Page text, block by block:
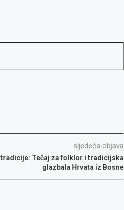
sljedeća objava
tradicije: Tečaj za folklor i tradicijska
glazbala Hrvata iz Bosne